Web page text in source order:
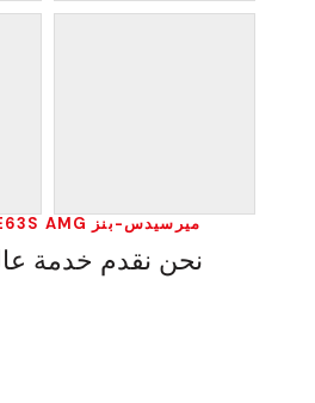
ميرسيدس-بنز GLE63S AMG وصلة CV
نحن نقدم خدمة